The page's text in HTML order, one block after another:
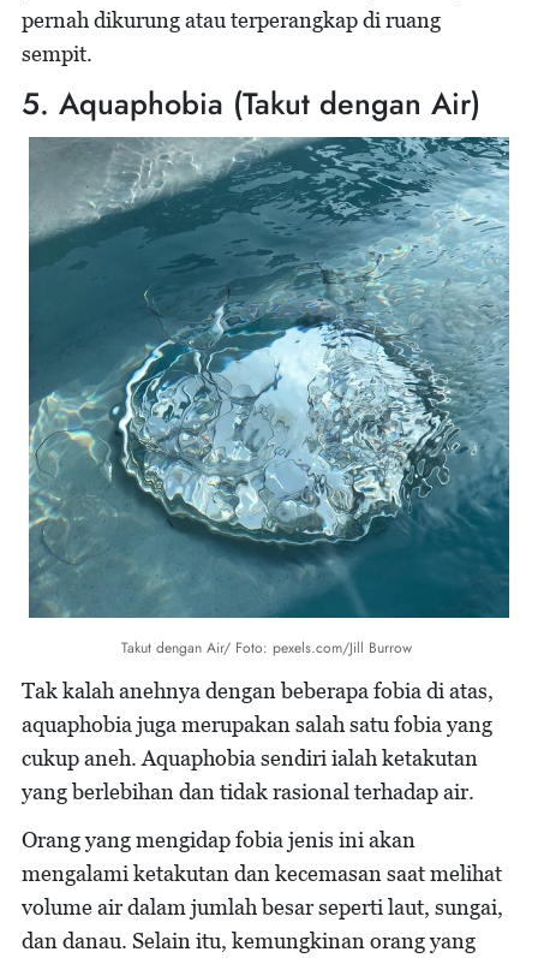
pernah dikurung atau terperangkap di ruang
sempit.
5. Aquaphobia (Takut dengan Air)
Takut dengan Air/ Foto: pexels.com/Jill Burrow
Tak kalah anehnya dengan beberapa fobia di atas,
aquaphobia juga merupakan salah satu fobia yang
cukup aneh. Aquaphobia sendiri ialah ketakutan
yang berlebihan dan tidak rasional terhadap air.
Orang yang mengidap fobia jenis ini akan
mengalami ketakutan dan kecemasan saat melihat
volume air dalam jumlah besar seperti laut, sungai,
dan danau. Selain itu, kemungkinan orang yang